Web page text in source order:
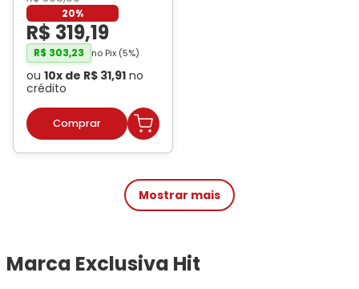
Translúcido- HIT
20%
R$ 319,19
R$ 303,23 no Pix (5%)
ou 10x de R$ 31,91 no
crédito
Mostrar mais
Marca Exclusiva Hit